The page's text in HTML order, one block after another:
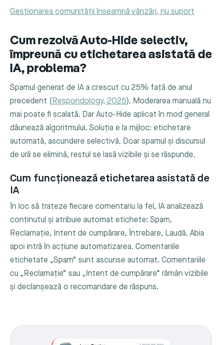
Gestionarea comunității înseamnă vânzări, nu suport
Cum rezolvă Auto-Hide selectiv,
împreună cu etichetarea asistată de
IA, problema?
Spamul generat de IA a crescut cu 25% față de anul
precedent (Respondology, 2025). Moderarea manuală nu
mai poate fi scalată. Dar Auto-Hide aplicat în mod general
dăunează algoritmului. Soluția e la mijloc: etichetare
automată, ascundere selectivă. Doar spamul și discursul
de ură se elimină, restul se lasă vizibile și se răspunde.
Cum funcționează etichetarea asistată de
IA
În loc să trateze fiecare comentariu la fel, IA analizează
conținutul și atribuie automat etichete: Spam,
Reclamație, Intent de cumpărare, Întrebare, Laudă. Abia
apoi intră în acțiune automatizarea. Comentariile
etichetate „Spam“ sunt ascunse automat. Comentariile
cu „Reclamație“ sau „Intent de cumpărare“ rămân vizibile
și declanșează o recomandare de răspuns.